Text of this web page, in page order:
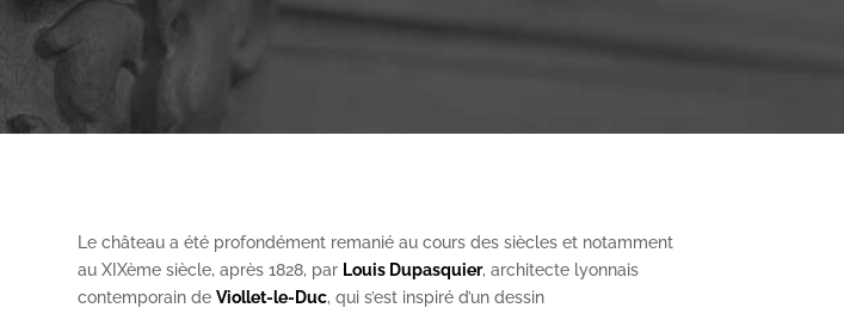
Le château a été profondément remanié au cours des siècles et notamment
au XIXèmesiècle, après 1828, par Louis Dupasquier, architecte lyonnais
contemporain de Viollet-le-Duc, qui s’est inspiré d’un dessin